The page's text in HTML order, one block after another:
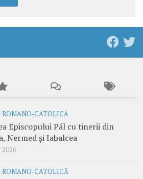
ROMANO-CATOLICĂ
Episcopului Pál cu tinerii din
Nermed și Iabalcea
2026
ROMANO-CATOLICĂ